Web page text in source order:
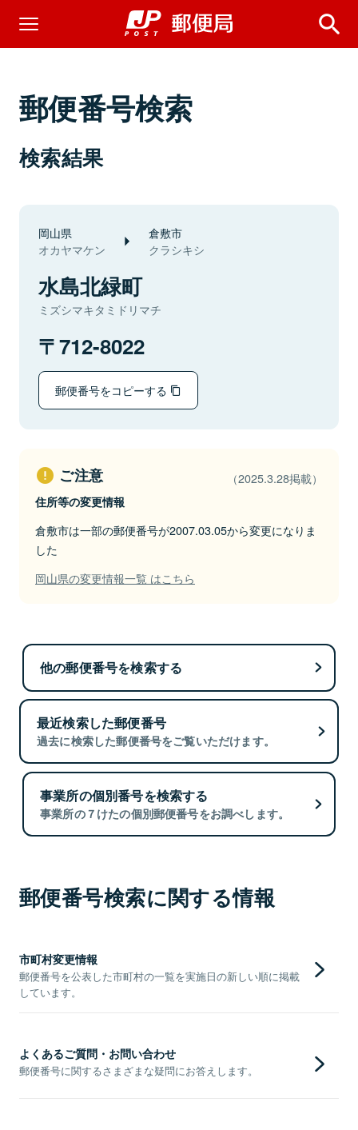
郵便番号検索
検索結果
岡山県
オカヤマケン
倉敷市
クラシキシ
水島北緑町
ミズシマキタミドリマチ
712-8022
郵便番号をコピーする
ご注意 （2025.3.28掲載）
住所等の変更情報
倉敷市は一部の郵便番号が2007.03.05から変更になりま
した
岡山県の変更情報一覧 はこちら
他の郵便番号を検索する
最近検索した郵便番号
過去に検索した郵便番号をご覧いただけます。
事業所の個別番号を検索する
事業所の７けたの個別郵便番号をお調べします。
郵便番号検索に関する情報
市町村変更情報
郵便番号を公表した市町村の一覧を実施日の新しい順に掲載
しています。
よくあるご質問・お問い合わせ
郵便番号に関するさまざまな疑問にお答えします。